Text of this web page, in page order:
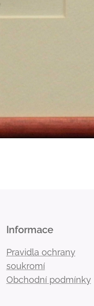
Informace
Pravidla ochrany
soukromí
Obchodní podmínky